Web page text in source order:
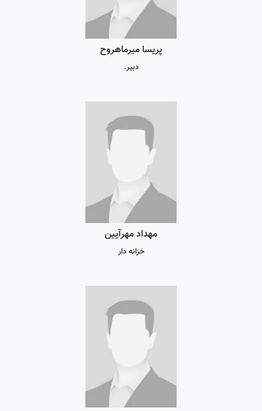
پریسا میرماهروح
دبیر.
مهداد مهرآیین
خزانه دار